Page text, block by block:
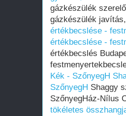
gázkészülék
gázkészülék
értékbecslése -
értékbecslése -
értékbecslés
Kék - SzőnyegH
SzőnyegH Shaggy
SzőnyegHáz-Nílus
tökéletes